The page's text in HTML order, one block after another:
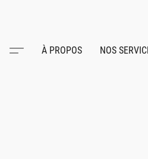
À PROPOS NOS